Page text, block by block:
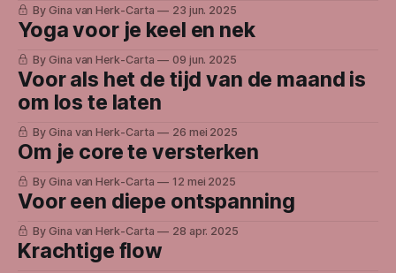
By Gina van Herk-Carta 23 jun. 2025
Yoga voor je keel en nek
By Gina van Herk-Carta 09 jun. 2025
Voor als het de tijd van de maand is
om los te laten
By Gina van Herk-Carta 26 mei 2025
Om je core te versterken
By Gina van Herk-Carta 12 mei 2025
Voor een diepe ontspanning
By Gina van Herk-Carta 28 apr. 2025
Krachtige flow